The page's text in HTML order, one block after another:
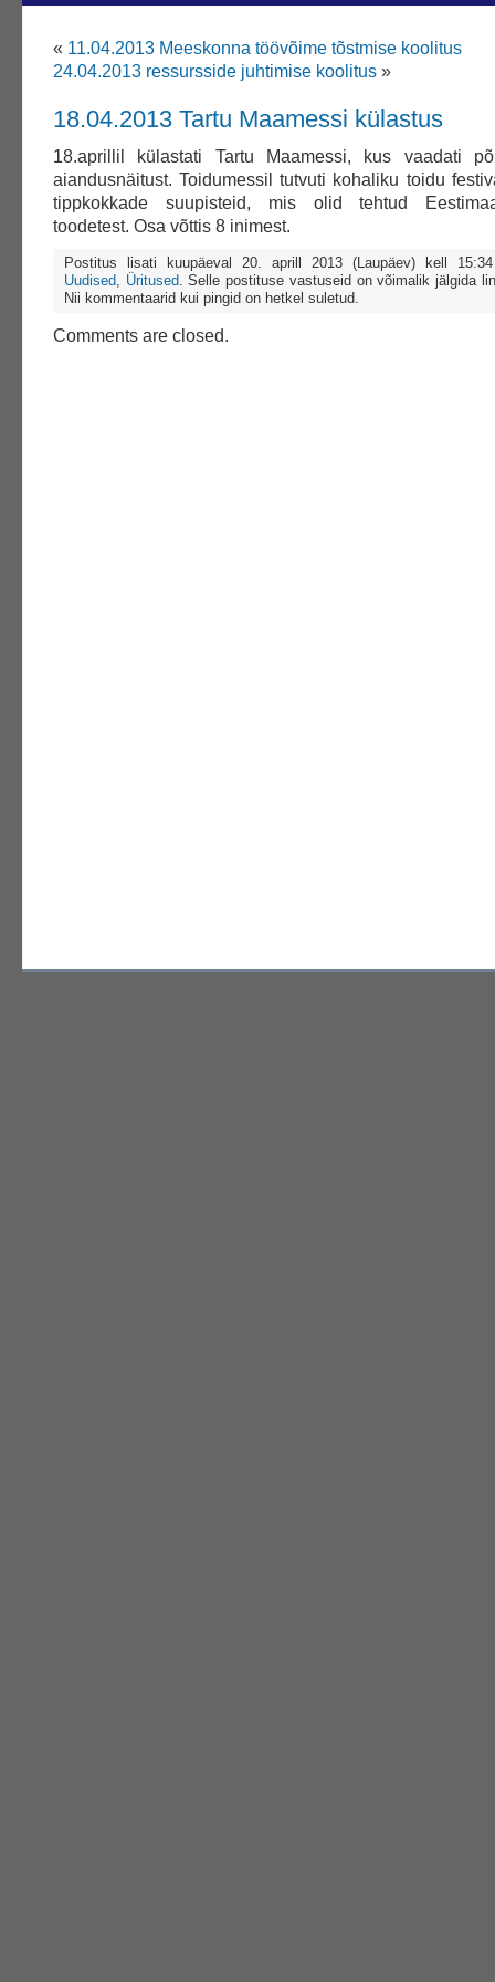
« 11.04.2013 Meeskonna töövõime tõstmise koolitus
24.04.2013 ressursside juhtimise koolitus »
18.04.2013 Tartu Maamessi külastus
18.aprillil külastati Tartu Maamessi, kus vaadati
aiandusnäitust. Toidumessil tutvuti kohaliku toidu
tippkokkade suupisteid, mis olid tehtud
toodetest. Osa võttis 8 inimest.
Postitus lisati kuupäeval 20. aprill 2013 (Laupäev) kell
Uudised, Üritused. Selle postituse vastuseid on võimalik jälgida
Nii kommentaarid kui pingid on hetkel suletud.
Comments are closed.